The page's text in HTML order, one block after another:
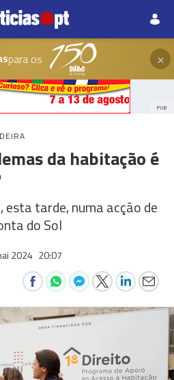
para os ×
PUB
da habitação é
tarde, numa acção de
do Sol
2024 20:07